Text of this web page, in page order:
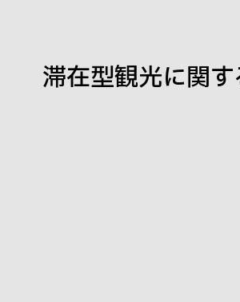
滞在型観光に関